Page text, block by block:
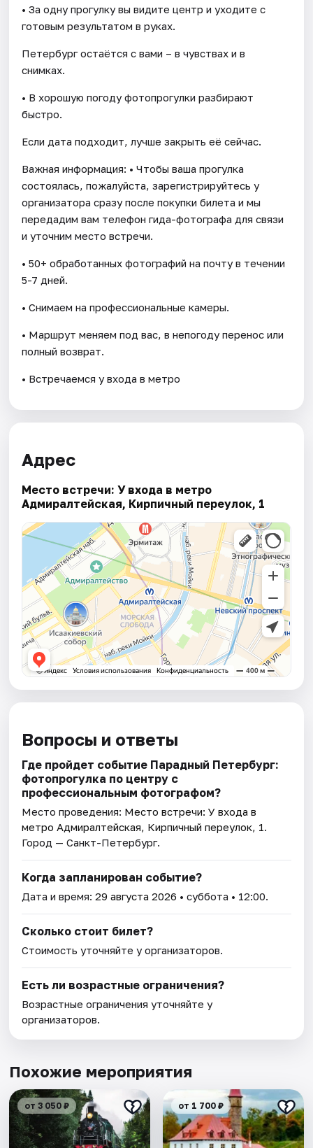
• За одну прогулку вы видите центр и уходите с
готовым результатом в руках.
Петербург остаётся с вами – в чувствах и в
снимках.
• В хорошую погоду фотопрогулки разбирают
быстро.
Если дата подходит, лучше закрыть её сейчас.
Важная информация: • Чтобы ваша прогулка
состоялась, пожалуйста, зарегистрируйтесь у
организатора сразу после покупки билета и мы
передадим вам телефон гида-фотографа для связи
и уточним место встречи.
• 50+ обработанных фотографий на почту в течении
5-7 дней.
• Снимаем на профессиональные камеры.
• Маршрут меняем под вас, в непогоду перенос или
полный возврат.
• Встречаемся у входа в метро
Адрес
Место встречи: У входа в метро
Адмиралтейская, Кирпичный переулок, 1
Вопросы и ответы
Где пройдет событие Парадный Петербург:
фотопрогулка по центру с
профессиональным фотографом?
Место проведения: Место встречи: У входа в
метро Адмиралтейская, Кирпичный переулок, 1.
Город — Санкт-Петербург.
Когда запланирован событие?
Дата и время:29 августа 2026 • суббота • 12:00.
Сколько стоит билет?
Стоимость уточняйте у организаторов.
Есть ли возрастные ограничения?
Возрастные ограничения уточняйте у
организаторов.
Похожие мероприятия
от 3 050 ₽ от 1 700 ₽